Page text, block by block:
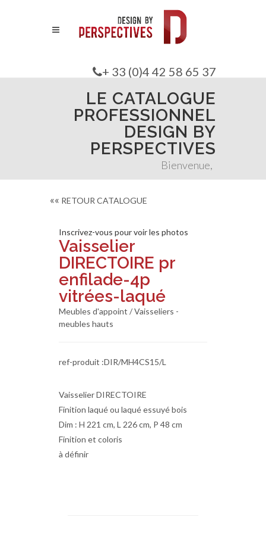
+ 33 (0)4 42 58 65 37
LE CATALOGUE
PROFESSIONNEL
DESIGN BY
PERSPECTIVES
Bienvenue,
«« RETOUR CATALOGUE
Inscrivez-vous pour voir les photos
Vaisselier
DIRECTOIRE pr
enfilade-4p
vitrées-laqué
Meubles d'appoint / Vaisseliers -
meubles hauts
ref-produit :DIR/MH4CS15/L
Vaisselier DIRECTOIRE
Finition laqué ou laqué essuyé bois
Dim : H 221 cm, L 226 cm, P 48 cm
Finition et coloris
à définir